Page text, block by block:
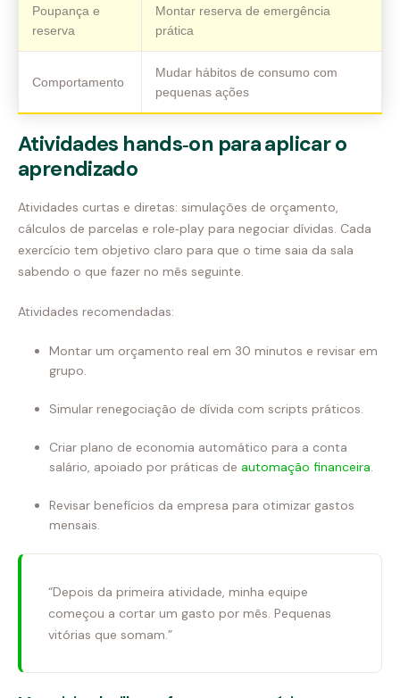
Poupança e
reserva
Montar reserva de emergência
prática
Comportamento
Mudar hábitos de consumo com
pequenas ações
Atividades hands‑on para aplicar o
aprendizado
Atividades curtas e diretas: simulações de orçamento,
cálculos de parcelas e role‑play para negociar dívidas. Cada
exercício tem objetivo claro para que o time saia da sala
sabendo o que fazer no mês seguinte.
Atividades recomendadas:
Montar um orçamento real em 30 minutos e revisar em
grupo.
Simular renegociação de dívida com scripts práticos.
Criar plano de economia automático para a conta
salário, apoiado por práticas de automação financeira.
Revisar benefícios da empresa para otimizar gastos
mensais.
“Depois da primeira atividade, minha equipe
começou a cortar um gasto por mês. Pequenas
vitórias que somam.”